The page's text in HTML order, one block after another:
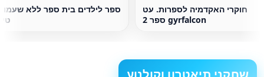
ספר לילדים בית ספר ללא
חוקרי האקדמיה לספרות. עט
gyrfalcon ספר 2